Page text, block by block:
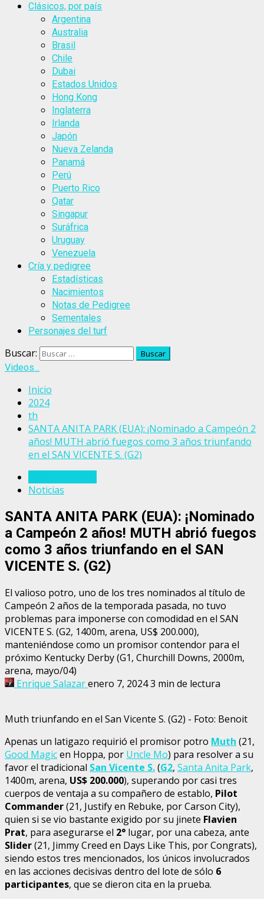
Clásicos, por país
Argentina
Australia
Brasil
Chile
Dubai
Estados Unidos
Hong Kong
Inglaterra
Irlanda
Japón
Nueva Zelanda
Panamá
Perú
Puerto Rico
Qatar
Singapur
Suráfrica
Uruguay
Venezuela
Cría y pedigree
Estadísticas
Nacimientos
Notas de Pedigree
Sementales
Personajes del turf
Buscar:
Videos...
Inicio
2024
th
SANTA ANITA PARK (EUA): ¡Nominado a Campeón 2
años! MUTH abrió fuegos como 3 años triunfando
en el SAN VICENTE S. (G2)
Noticias
SANTA ANITA PARK (EUA): ¡Nominado
a Campeón 2 años! MUTH abrió fuegos
como 3 años triunfando en el SAN
VICENTE S. (G2)
El valioso potro, uno de los tres nominados al título de
Campeón 2 años de la temporada pasada, no tuvo
problemas para imponerse con comodidad en el SAN
VICENTE S. (G2, 1400m, arena, US$ 200.000),
manteniéndose como un promisor contendor para el
próximo Kentucky Derby (G1, Churchill Downs, 2000m,
arena, mayo/04)
Enrique Salazarenero 7, 20243 min de lectura
Muth triunfando en el San Vicente S. (G2) - Foto: Benoit
Apenas un latigazo requirió el promisor potro Muth (21,
Good Magicen Hoppa, por Uncle Mo) para resolver a su
favor el tradicional San Vicente S.(G2, Santa Anita Park,
1400m, arena, US$ 200.000), superando por casi tres
cuerpos de ventaja a su compañero de establo, Pilot
Commander(21, Justify en Rebuke, por Carson City),
quien si se vio bastante exigido por su jinete Flavien
Prat, para asegurarse el 2° lugar, por una cabeza, ante
Slider(21, Jimmy Creed en Days Like This, por Congrats),
siendo estos tres mencionados, los únicos involucrados
en las acciones decisivas dentro del lote de sólo 6
participantes, que se dieron cita en la prueba.